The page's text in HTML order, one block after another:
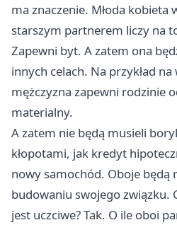
ma znaczenie. Młoda kobieta
starszym partnerem liczy na
Zapewni byt. A zatem ona
innych celach. Na przykład
mężczyzna zapewni rodzinie
materialny.
A zatem nie będą musieli
kłopotami, jak kredyt
nowy samochód. Oboje będą
budowaniu swojego związku.
jest uczciwe? Tak. O ile oboi